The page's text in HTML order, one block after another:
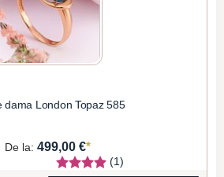
dama London Topaz 585
De la: 499,00 €*
(1)